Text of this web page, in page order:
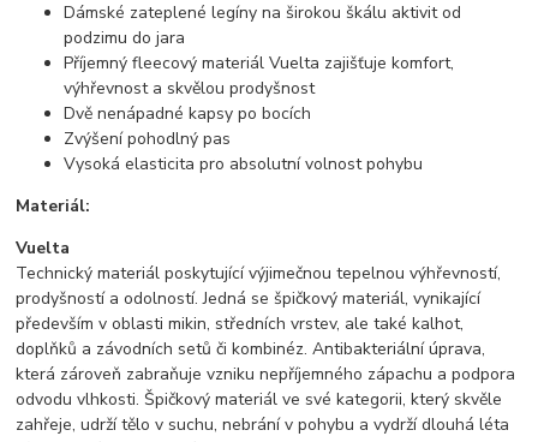
Dámské zateplené legíny na širokou škálu aktivit od
podzimu do jara
Příjemný fleecový materiál Vuelta zajišťuje komfort,
výhřevnost a skvělou prodyšnost
Dvě nenápadné kapsy po bocích
Zvýšení pohodlný pas
Vysoká elasticita pro absolutní volnost pohybu
Materiál:
Vuelta
Technický materiál poskytující výjimečnou tepelnou výhřevností,
prodyšností a odolností. Jedná se špičkový materiál, vynikající
především v oblasti mikin, středních vrstev, ale také kalhot,
doplňků a závodních setů či kombinéz. Antibakteriální úprava,
která zároveň zabraňuje vzniku nepříjemného zápachu a podpora
odvodu vlhkosti. Špičkový materiál ve své kategorii, který skvěle
zahřeje, udrží tělo v suchu, nebrání v pohybu a vydrží dlouhá léta